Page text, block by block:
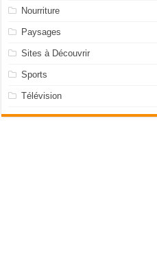
Nourriture
Paysages
Sites à Découvrir
Sports
Télévision